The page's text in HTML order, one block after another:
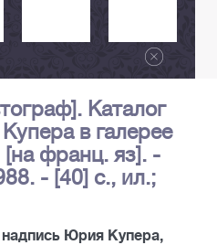
Каталог
в галерее
франц. яз]. -
- [40] c., ил.;
надпись Юрия Купера,